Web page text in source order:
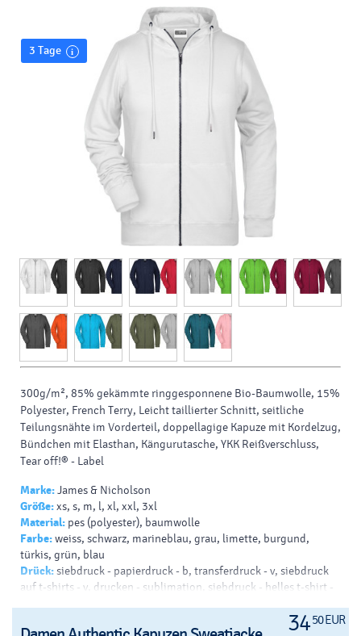
3 Tage
300g/m², 85% gekämmte ringgesponnene Bio-Baumwolle, 15%
Polyester, French Terry, Leicht taillierter Schnitt, seitliche
Teilungsnähte im Vorderteil, doppellagige Kapuze mit Kordelzug,
Bündchen mit Elasthan, Kängurutasche, YKK Reißverschluss,
Tear off!® - Label
Marke:James & Nicholson
Größe:xs, s, m, l, xl, xxl, 3xl
Material: pes (polyester), baumwolle
Farbe:weiss, schwarz, marineblau, grau, limette, burgund,
türkis, grün, blau
Drück:siebdruck - papierdruck - b, transferdruck - v, siebdruck
auf t-shirts - v, drucken - sublimation, siebdruck - helles t-shirt -
3450 EUR